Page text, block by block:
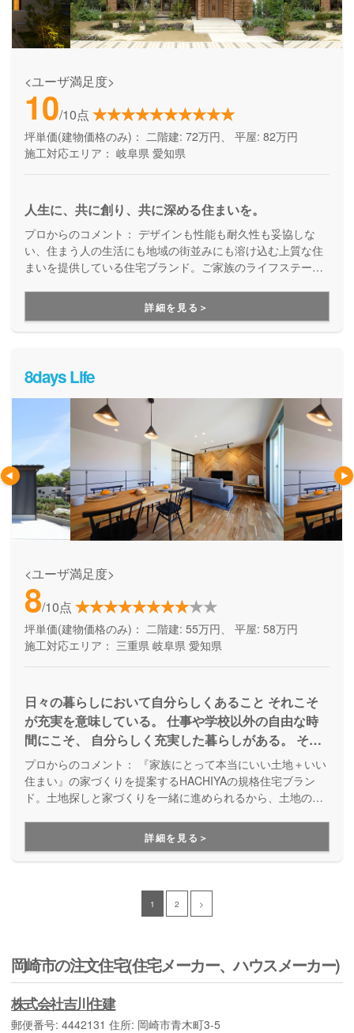
<ユーザ満足度>
10/10点
坪単価(建物価格のみ)： 二階建: 72万円、 平屋: 82万円
施工対応エリア： 岐阜県 愛知県
人生に、共に創り、共に深める住まいを。
プロからのコメント： デザインも性能も耐久性も妥協しな
い、住まう人の生活にも地域の街並みにも溶け込む上質な住
まいを提供している住宅ブランド。ご家族のライフステージ
け継いでいける美しい住まいを提案しています。
詳細を見る＞
8days Life
<ユーザ満足度>
8/10点
坪単価(建物価格のみ)： 二階建: 55万円、 平屋: 58万円
施工対応エリア： 三重県 岐阜県 愛知県
日々の暮らしにおいて自分らしくあること それこそ
が充実を意味している。 仕事や学校以外の自由な時
間にこそ、 自分らしく充実した暮らしがある。 そん
な時間を家造りの観点から捻出できたら… 家とし
て、使いやすさや動きやすさ、効率的な導線、 シン
プルな構造などフィジカルな部分でのゆとりと、 全
ろげる空間作りなどメンタルな部分でのゆとりで、
肩肘張らないプライベートな時間を作り出せる住宅。
プロからのコメント：
『家族にとって本当にいい土地＋いい
住まい』の家づくりを提案するHACHIYAの規格住宅ブラン
ド。土地探しと家づくりを一緒に進められるから、土地の条
言っても40以上のプランがあり、価格設定もわかりやすく、
お好みに合わせてセレクトしていくことで、手の届く価格で
自分らしい家づくりをすることができます。
詳細を見る＞
1 2 >
岡崎市の注文住宅(住宅メーカー、ハウスメーカー)
株式会社吉川住建
郵便番号: 4442131 住所: 岡崎市青木町3-5